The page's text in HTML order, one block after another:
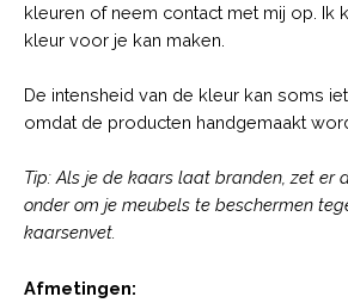
kleuren of neem contact met mij op. Ik
kleur voor je kan maken.
De intensheid van de kleur kan soms
omdat de producten handgemaakt
Tip: Als je de kaars laat branden, zet er
onder om je meubels te beschermen
kaarsenvet.
Afmetingen: